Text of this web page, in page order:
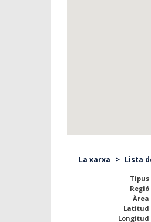
La xarxa > Lista
Tipus
Regió
Àrea
Latitud
Longitud